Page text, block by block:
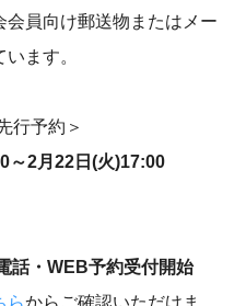
員向け郵送物またはメー
ます。
行予約＞
～2月22日(火)17:00
話・WEB予約受付開始
らからご確認いただけま